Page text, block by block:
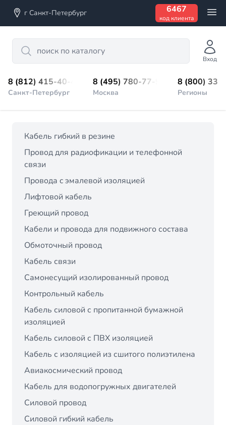
г Санкт-Петербург 6467
код клиента
Search
Вход
8 (812) 415-40-45
Санкт-Петербург
8 (495) 780-77-98
Москва
8 (800)
Регионы
Кабель гибкий в резине
Провод для радиофикации и телефонной
связи
Провода c эмалевой изоляцией
Лифтовой кабель
Греющий провод
Кабели и провода для подвижного состава
Обмоточный провод
Кабель связи
Самонесущий изолированный провод
Контрольный кабель
Кабель силовой с пропитанной бумажной
изоляцией
Кабель силовой с ПВХ изоляцией
Кабель с изоляцией из сшитого полиэтилена
Авиакосмический провод
Кабель для водопогружных двигателей
Силовой провод
Силовой гибкий кабель